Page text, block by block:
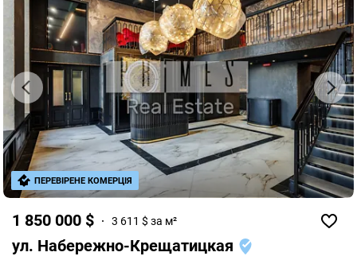
1 850 000 $ 3 611 $ за м²
ул. Набережно-Крещатицкая
ПЕРЕВІРЕНЕ КОМЕРЦІЯ